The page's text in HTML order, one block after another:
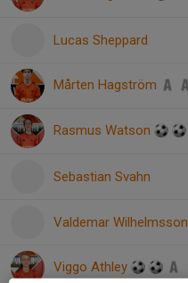
Lucas Sheppard
Mårten Hagström
Rasmus Watson
Sebastian Svahn
Valdemar Wilhelmsson
Viggo Athley